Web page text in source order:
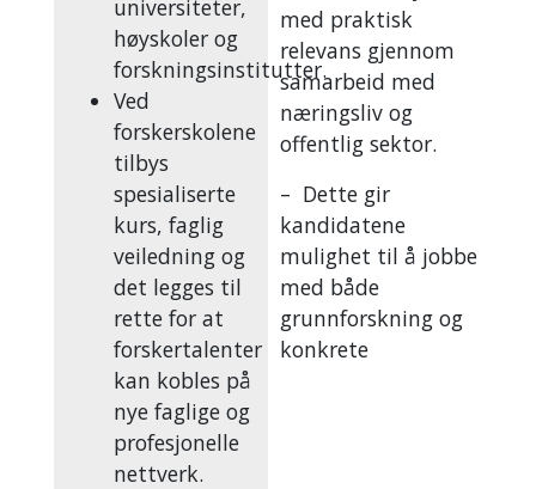
universiteter,
høyskoler og
forskningsinstitutter.
Ved
forskerskolene
tilbys
spesialiserte
kurs, faglig
veiledning og
det legges til
rette for at
forskertalenter
kan kobles på
nye faglige og
profesjonelle
nettverk.
med praktisk
relevans gjennom
samarbeid med
næringsliv og
offentlig sektor.
– Dette gir
kandidatene
mulighet til å jobbe
med både
grunnforskning og
konkrete